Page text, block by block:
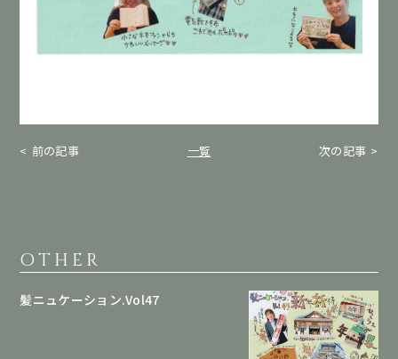
前の記事 一覧 次の記事
OTHER
髪ニュケーション.Vol47